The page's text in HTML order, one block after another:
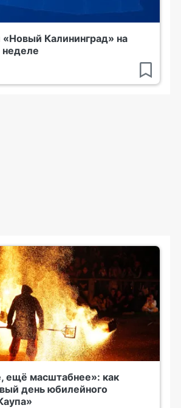
Калининград» на
ещё масштабнее»: как
день юбилейного